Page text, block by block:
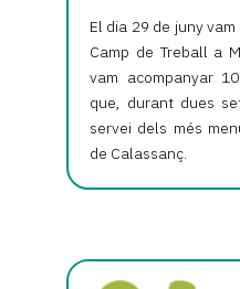
El dia 29 de juny
Camp de Treball a
vam acompanyar
que, durant dues
servei dels més
de Calassanç.